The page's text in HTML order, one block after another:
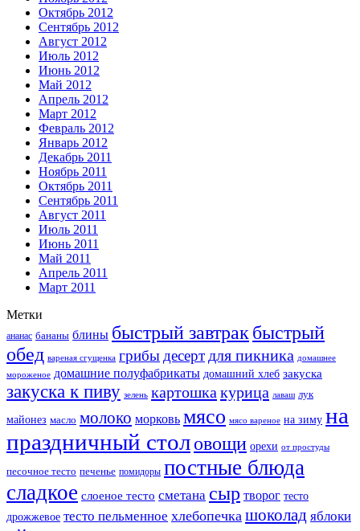
Октябрь 2012
Сентябрь 2012
Август 2012
Июль 2012
Июнь 2012
Май 2012
Апрель 2012
Март 2012
Февраль 2012
Январь 2012
Декабрь 2011
Ноябрь 2011
Октябрь 2011
Сентябрь 2011
Август 2011
Июль 2011
Июнь 2011
Май 2011
Апрель 2011
Март 2011
Метки
ананас бананы блины быстрый завтрак быстрый
обед вареная сгущенка грибы десерт для пикника домашнее
мороженое домашние полуфабрикаты домашний хлеб закуска
закуска к пиву зелень картошка курица лаваш лук
майонез масло молоко морковь мясо мясо вареное на зиму на
праздничный столовощи орехи от простуды
песочное тесто печенье помидоры постные блюда
сладкое слоеное тесто сметана сыр творог тесто
дрожжевое тесто пельменное хлебопечка шоколад яблоки